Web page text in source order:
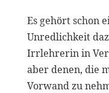
Es gehört schon
Unredlichkeit
Irrlehrerin in
aber denen, die
Vorwand zu